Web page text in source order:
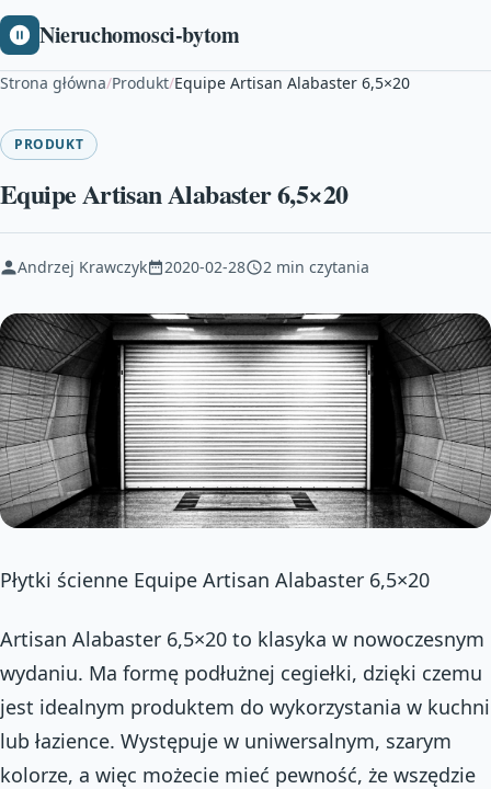
Nieruchomosci-bytom
Strona główna/Produkt/Equipe Artisan Alabaster 6,5×20
PRODUKT
Equipe Artisan Alabaster 6,5×20
Andrzej Krawczyk 2020-02-28 2 min czytania
Płytki ścienne Equipe Artisan Alabaster 6,5×20
Artisan Alabaster 6,5×20 to klasyka w nowoczesnym
wydaniu. Ma formę podłużnej cegiełki, dzięki czemu
jest idealnym produktem do wykorzystania w kuchni
lub łazience. Występuje w uniwersalnym, szarym
kolorze, a więc możecie mieć pewność, że wszędzie